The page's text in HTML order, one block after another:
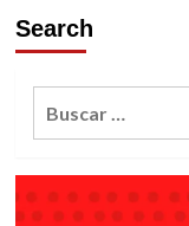
Search